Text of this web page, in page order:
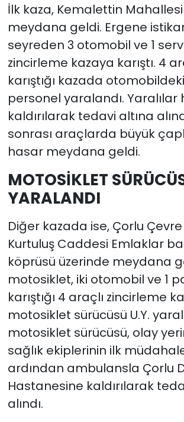
İlk kaza, Kemalettin
meydana geldi. Ergene
seyreden 3 otomobil ve 1
zincirleme kazaya karıştı. 4
karıştığı kazada
personel yaralandı.
kaldırılarak tedavi altına
sonrası araçlarda büyük
hasar meydana geldi.
MOTOSİKLET
YARALANDI
Diğer kazada ise, Çorlu Çevre
Kurtuluş Caddesi Emlaklar
köprüsü üzerinde meydana
motosiklet, iki otomobil ve 1
karıştığı 4 araçlı zincirleme
motosiklet sürücüsü U.Y.
motosiklet sürücüsü, olay
sağlık ekiplerinin ilk
ardından ambulansla Çorlu
Hastanesine kaldırılarak
alındı.